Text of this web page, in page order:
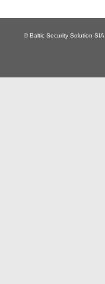
© Baltic Security Solution SIA